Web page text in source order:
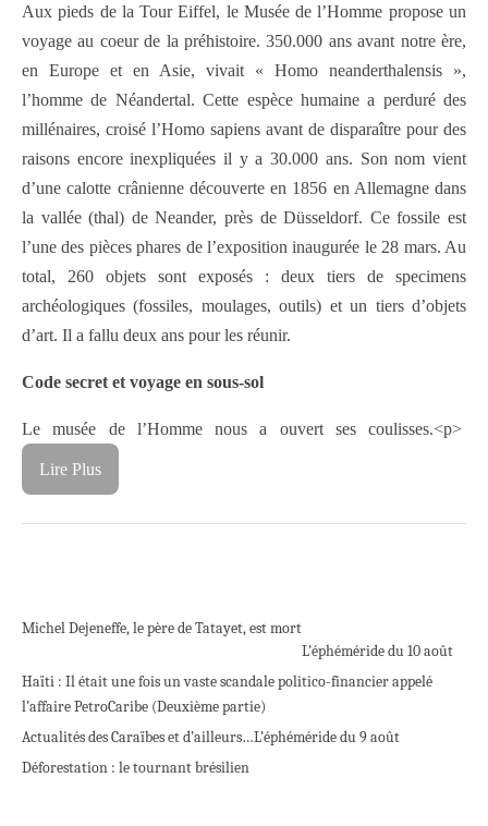
Aux pieds de la Tour Eiffel, le Musée de l’Homme propose un
voyage au coeur de la préhistoire. 350.000 ans avant notre ère,
en Europe et en Asie, vivait « Homo neanderthalensis »,
l’homme de Néandertal. Cette espèce humaine a perduré des
millénaires, croisé l’Homo sapiens avant de disparaître pour des
raisons encore inexpliquées il y a 30.000 ans. Son nom vient
d’une calotte crânienne découverte en 1856 en Allemagne dans
la vallée (thal) de Neander, près de Düsseldorf. Ce fossile est
l’une des pièces phares de l’exposition inaugurée le 28 mars. Au
total, 260 objets sont exposés : deux tiers de specimens
archéologiques (fossiles, moulages, outils) et un tiers d’objets
d’art. Il a fallu deux ans pour les réunir.
Code secret et voyage en sous-sol
Le musée de l’Homme nous a ouvert ses coulisses.<p>
Lire Plus
Michel Dejeneffe, le père de Tatayet, est mort
L’éphéméride du 10 août
Haïti : Il était une fois un vaste scandale politico-financier appelé
l’affaire PetroCaribe (Deuxième partie)
Actualités des Caraïbes et d’ailleurs…L’éphéméride du 9 août
Déforestation : le tournant brésilien